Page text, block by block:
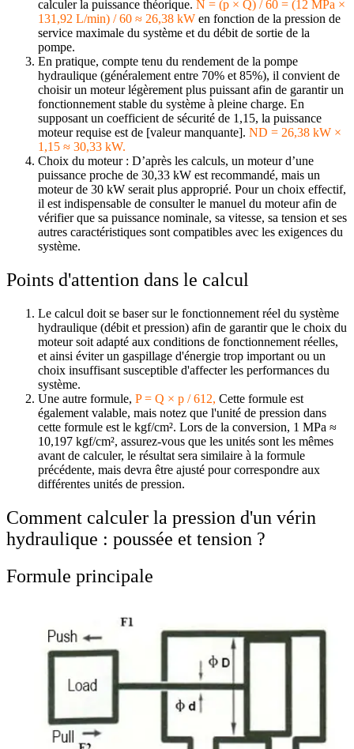
calculer la puissance théorique. N = (p × Q) / 60 = (12 MPa ×
131,92 L/min) / 60 ≈ 26,38 kW en fonction de la pression de
service maximale du système et du débit de sortie de la
pompe.
En pratique, compte tenu du rendement de la pompe
hydraulique (généralement entre 70% et 85%), il convient de
choisir un moteur légèrement plus puissant afin de garantir un
fonctionnement stable du système à pleine charge. En
supposant un coefficient de sécurité de 1,15, la puissance
moteur requise est de [valeur manquante]. ND = 26,38 kW ×
1,15 ≈ 30,33 kW.
Choix du moteur : D’après les calculs, un moteur d’une
puissance proche de 30,33 kW est recommandé, mais un
moteur de 30 kW serait plus approprié. Pour un choix effectif,
il est indispensable de consulter le manuel du moteur afin de
vérifier que sa puissance nominale, sa vitesse, sa tension et ses
autres caractéristiques sont compatibles avec les exigences du
système.
Points d'attention dans le calcul
Le calcul doit se baser sur le fonctionnement réel du système
hydraulique (débit et pression) afin de garantir que le choix du
moteur soit adapté aux conditions de fonctionnement réelles,
et ainsi éviter un gaspillage d'énergie trop important ou un
choix insuffisant susceptible d'affecter les performances du
système.
Une autre formule, P = Q × p / 612, Cette formule est
également valable, mais notez que l'unité de pression dans
cette formule est le kgf/cm². Lors de la conversion, 1 MPa ≈
10,197 kgf/cm², assurez-vous que les unités sont les mêmes
avant de calculer, le résultat sera similaire à la formule
précédente, mais devra être ajusté pour correspondre aux
différentes unités de pression.
Comment calculer la pression d'un vérin
hydraulique : poussée et tension ?
Formule principale